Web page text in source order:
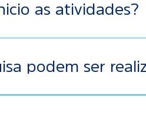
as atividades?
podem ser